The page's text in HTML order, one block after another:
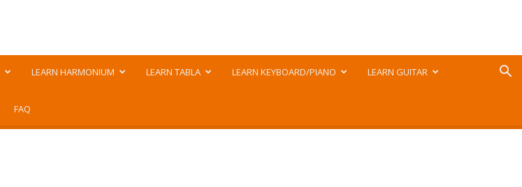
LEARN HARMONIUM LEARN TABLA LEARN KEYBOARD/PIANO LEARN GUITAR
FAQ